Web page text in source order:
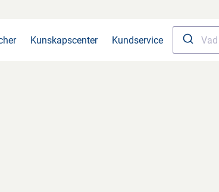
Kunskapscenter Kundservice